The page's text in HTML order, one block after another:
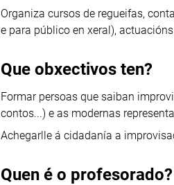
Organiza cursos de regueifas,
e para público en xeral),
Que obxectivos ten?
Formar persoas que saiban
contos...) e as modernas
Achegarlle á cidadanía a
Quen é o profesorado?